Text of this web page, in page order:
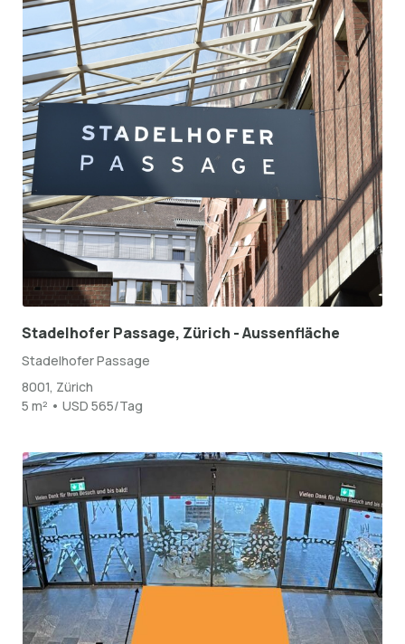
Stadelhofer Passage, Zürich - Aussenfläche
Stadelhofer Passage
8001, Zürich
5 m² • USD 565/Tag